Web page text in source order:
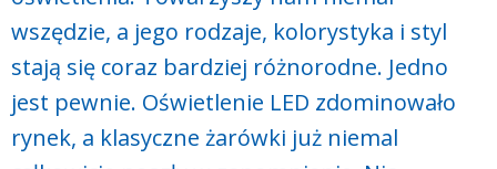
wszędzie, a jego rodzaje, kolorystyka i styl
stają się coraz bardziej różnorodne. Jedno
jest pewnie. Oświetlenie LED zdominowało
rynek, a klasyczne żarówki już niemal